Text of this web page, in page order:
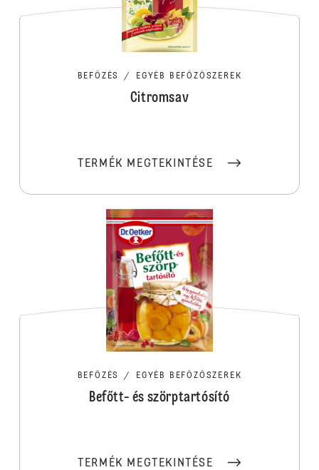
BEFŐZÉS / EGYÉB BEFŐZŐSZEREK
Citromsav
TERMÉK MEGTEKINTÉSE
BEFŐZÉS / EGYÉB BEFŐZŐSZEREK
Befőtt- és szörptartósító
TERMÉK MEGTEKINTÉSE